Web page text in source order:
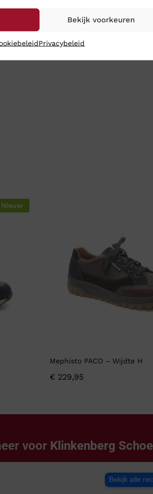
Bekijk voorkeuren
Privacybeleid
ze op werkdagen nog dezelfde
Nieuw
Mephisto PACO – Wijdte H
€ 229,95
voor Klinkenberg
Bekijk alle